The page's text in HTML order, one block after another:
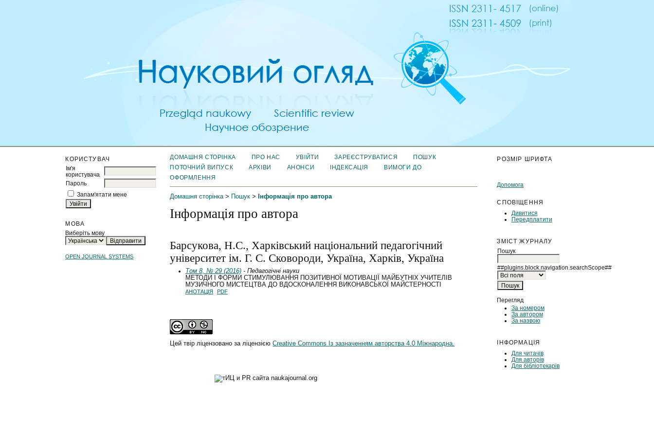
КОРИСТУВАЧ
Ім'я
користувача
Пароль
Запам'ятати мене
МОВА
Виберіть мову
OPEN JOURNAL SYSTEMS
РОЗМІР ШРИФТА
Допомога
СПОВІЩЕННЯ
Дивитися
Передплатити
ЗМІСТ ЖУРНАЛУ
Пошук
##plugins.block.navigation.searchScope##
Перегляд
За номером
За автором
За назвою
ІНФОРМАЦІЯ
Для читачів
Для авторів
Для бібліотекарів
ДОМАШНЯ СТОРІНКА ПРО НАС УВІЙТИ ЗАРЕЄСТРУВАТИСЯ
ПОШУК
ПОТОЧНИЙ ВИПУСК
АРХІВИ АНОНСИ ІНДЕКСАЦІЯ
ВИМОГИ ДО
ОФОРМЛЕННЯ
Домашня сторінка > Пошук > Інформація про автора
Інформація про автора
Барсукова, Н.С., Харківський національний педагогічний
університет ім. Г. С. Сковороди, Україна, Харків, Україна
Том 8, № 29 (2016)- Педагогічні науки
МЕТОДИ І ФОРМИ СТИМУЛЮВАННЯ ПОЗИТИВНОЇ МОТИВАЦІЇ МАЙБУТНІХ УЧИТЕЛІВ
МУЗИЧНОГО МИСТЕЦТВА ДО ВДОСКОНАЛЕННЯ ВИКОНАВСЬКОЇ МАЙСТЕРНОСТІ
АНОТАЦІЯ PDF
Цей твір ліцензовано за ліцензієюCreative Commons Із зазначенням авторства 4.0 Міжнародна.